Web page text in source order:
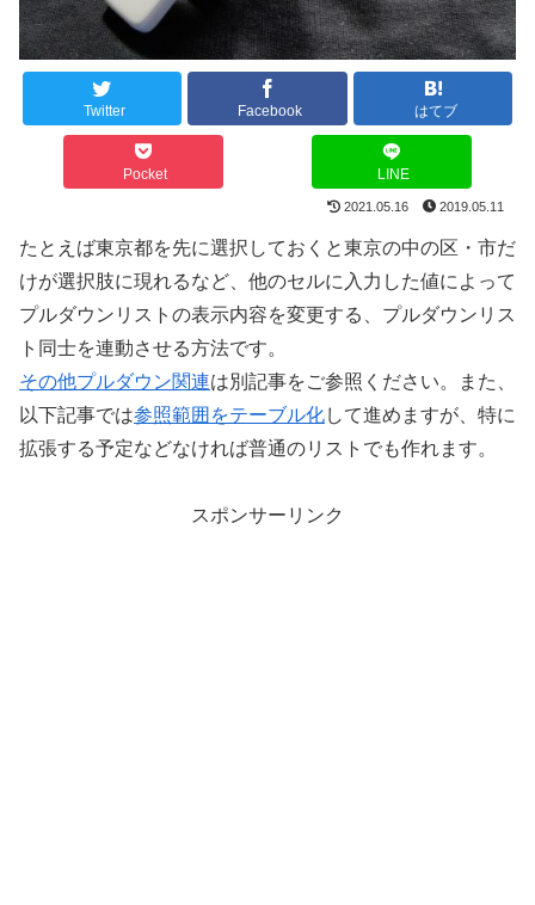
Twitter Facebook はてブ
Pocket LINE
2021.05.16 2019.05.11
たとえば東京都を先に選択しておくと東京の中の区・市だ
けが選択肢に現れるなど、他のセルに入力した値によって
プルダウンリストの表示内容を変更する、プルダウンリス
ト同士を連動させる方法です。
その他プルダウン関連は別記事をご参照ください。また、
以下記事では参照範囲をテーブル化して進めますが、特に
拡張する予定などなければ普通のリストでも作れます。
スポンサーリンク